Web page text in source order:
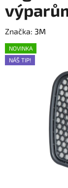
Značka: 3M
NOVINKA
NÁŠ TIP!